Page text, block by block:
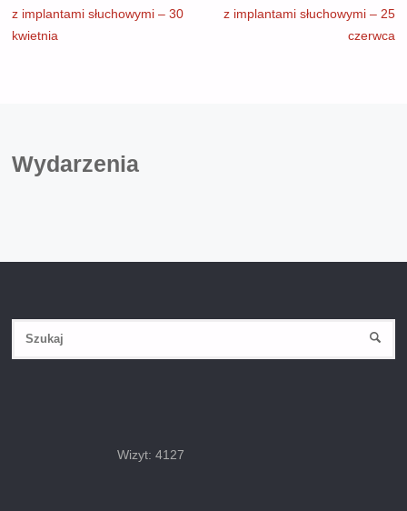
z implantami słuchowymi – 30
kwietnia
z implantami słuchowymi – 25
czerwca
Wydarzenia
Wizyt: 4127